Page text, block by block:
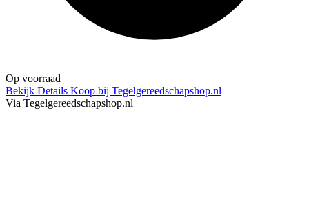
Op voorraad
Bekijk Details Koop bij Tegelgereedschapshop.nl
Via Tegelgereedschapshop.nl